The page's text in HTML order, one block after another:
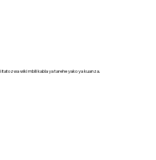
wiki mbili kabla ya tarehe yako ya kuanza.